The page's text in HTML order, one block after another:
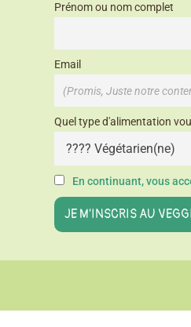
Prénom ou nom complet
Email
Quel type d'alimentation
En continuant, vous